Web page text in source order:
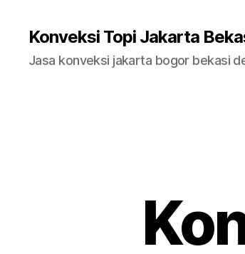
Konveksi Topi Jakarta
Jasa konveksi jakarta bogor bekasi